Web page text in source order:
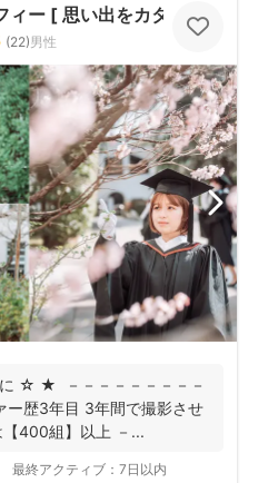
ー [ 思い出をカタチに ]
(22)男性
☆ ★ －－－－－－－－－
ー歴3年目 3年間で撮影させ
400組】以上 －...
最終アクティブ： 7日以内